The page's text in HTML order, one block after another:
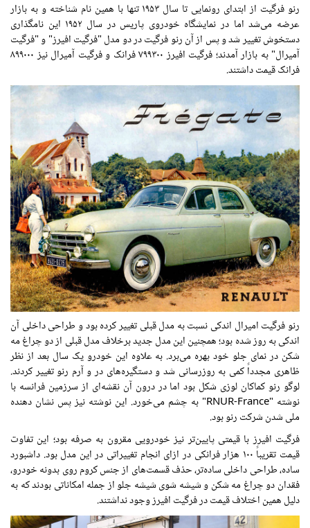
رنوفرگیت از ابتدای رونمایی تا سال ۱۹۵۳تنها با همین نام شناخته و به بازار
عرضه می‌شد اما در نمایشگاه خودروی پاریس در سال ۱۹۵۲ این نامگذاری
دستخوش تغییر شد و پس از آن رنوفرگیتدر دومدل"فرگیتافیرز" و "فرگیت
آمیرال" به بازار آمدند؛فرگیت افیرز ۷۹۹۳۰۰فرانک وفرگیت آمیرالنیز۸۹۹۰۰۰
فرانک قیمت داشتند.
رنوفرگیتامیرال اندکی نسبت به مدلقبلیتغییر کرده بود و طراحیداخلیآن
اندکی به روز شده بود؛ همچنین اینمدلجدید برخلافمدلقبلی از دو چراغ مه
شکن درنمای جلو خود بهره می‌برد. به علاوه این خودرو یک سال بعد از نظر
ظاهری مجدداًکمی به روزرسانی شد و دستگیره‌های در و آرم رنو تغییر کردند.
لوگو رنوکماکان لوزی شکل بود امادر درون آننقشه‌ای از سرزمین فرانسه با
نوشته "RNUR-France" به چشم می‌خورد. این نوشته نیز پس
نشان دهنده
ملی شدن شرکت رنو بود.
فرگیت افیرزبا قیمتی پایین‌تر نیز خودرویی مقرون به صرفه بود؛ این تفاوت
قیمت تقریباً ۱۰۰ هزار فرانکی در ازای انجام تغییراتی در این
مدلبود. داشبورد
ساده، طراحیداخلیساده‌تر، حذفقسمت‌های ازجنسکرومرویبدونهخودرو،
فقداندو چراغ مه شکن و شیشه شوی شیشه جلو از جمله امکاناتی بودند که به
دلیل همیناختلافقیمت درفرگیتافیرزوجودنداشتند.